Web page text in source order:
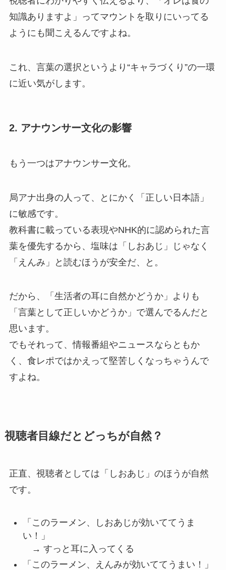
知識ありますよ」ってマウントを取りにいってる
ようにも聞こえるんですよね。
これ、言葉の選択というより“キャラづくり”の一環
に近い気がします。
2. アナウンサー文化の影響
もう一つはアナウンサー文化。
局アナ出身の人って、とにかく「正しい日本語」
に敏感です。
教科書に載っている表現やNHK的に認められた言
葉を優先するから、塩味は「しおあじ」じゃなく
「えんみ」と読むほうが安全だ、と。
だから、「生活者の耳に自然かどうか」よりも
「言葉として正しいかどうか」で選んでるんだと
思います。
でもそれって、情報番組やニュースならともか
く、食レポではかえって堅苦しくなっちゃうんで
すよね。
視聴者目線だとどっちが自然？
正直、視聴者としては「しおあじ」のほうが自然
です。
「このラーメン、しおあじが効いててうま
い！」
→ すっと耳に入ってくる
「このラーメン、えんみが効いててうまい！」